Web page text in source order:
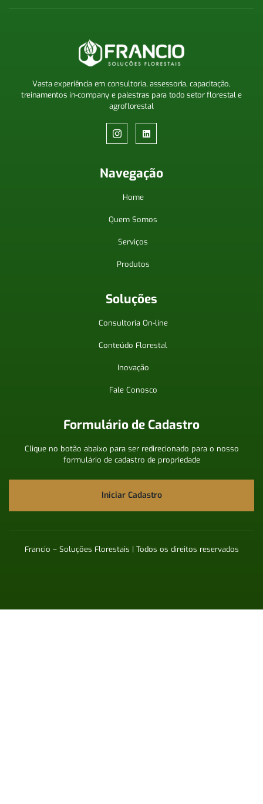
Vasta experiência em consultoria, assessoria, capacitação,
treinamentos in-company e palestras para todo setor florestal e
agroflorestal
Navegação
Home
Quem Somos
Serviços
Produtos
Soluções
Consultoria On-line
Conteúdo Florestal
Inovação
Fale Conosco
Formulário de Cadastro
Clique no botão abaixo para ser redirecionado para o nosso
formulário de cadastro de propriedade
Iniciar Cadastro
Francio – Soluções Florestais | Todos os direitos reservados